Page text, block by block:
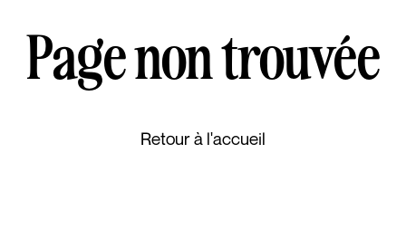
Page non trouvée
Retour à l'accueil